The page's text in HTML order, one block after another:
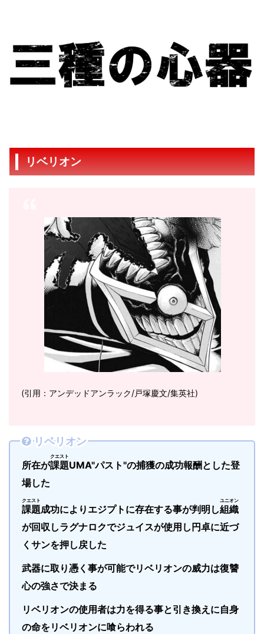
リベリオン
(引用：アンデッドアンラック/戸塚慶文/集英社)
リベリオン
所在が課題
クエスト
UMA"パスト"の捕獲の成功報酬とした登
場した
課題
クエスト
成功によりエジプトに存在する事が判明し組織
ユニオン
が回収しラグナロクでジュイスが使用し円卓に近づ
くサンを押し戻した
武器に取り憑く事が可能でリベリオンの威力は復讐
心の強さで決まる
リベリオンの使用者は力を得る事と引き換えに自身
の命をリベリオンに喰らわれる